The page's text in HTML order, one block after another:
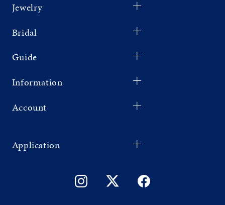
Jewelry
Bridal
Guide
Information
Account
Application